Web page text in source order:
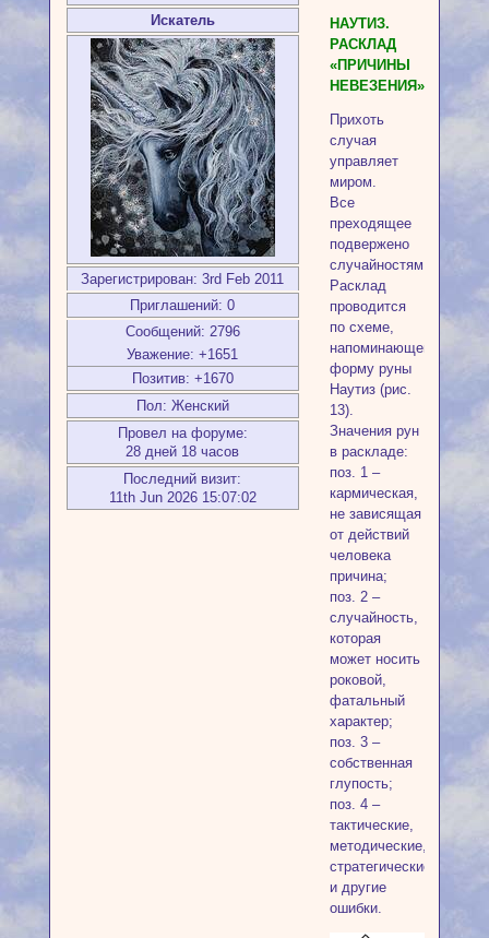
Искатель
Зарегистрирован: 3rd Feb 2011
Приглашений: 0
Сообщений: 2796
Уважение: +1651
Позитив: +1670
Пол: Женский
Провел на форуме:
28 дней 18 часов
Последний визит:
11th Jun 2026 15:07:02
НАУТИЗ.
РАСКЛАД
«ПРИЧИНЫ
НЕВЕЗЕНИЯ»
Прихоть
случая
управляет
миром.
Все
преходящее
подвержено
случайностям.
Расклад
проводится
по схеме,
напоминающей
форму руны
Наутиз (рис.
13).
Значения рун
в раскладе:
поз. 1 –
кармическая,
не зависящая
от действий
человека
причина;
поз. 2 –
случайность,
которая
может носить
роковой,
фатальный
характер;
поз. 3 –
собственная
глупость;
поз. 4 –
тактические,
методические,
стратегические
и другие
ошибки.